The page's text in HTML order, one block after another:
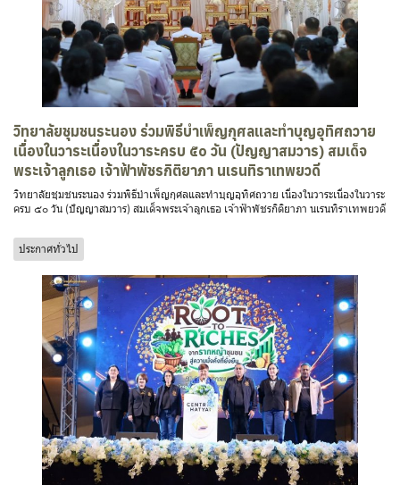
วิทยาลัยชุมชนระนอง ร่วมพิธีบำเพ็ญกุศลและทำบุญอุทิศถวาย
เนื่องในวาระเนื่องในวาระครบ ๕๐ วัน (ปัญญาสมวาร) สมเด็จ
พระเจ้าลูกเธอ เจ้าฟ้าพัชรกิติยาภา นเรนทิราเทพยวดี
วิทยาลัยชุมชนระนอง ร่วมพิธีบำเพ็ญกุศลและทำบุญอุทิศถวาย เนื่องในวาระเนื่องในวาระ
ครบ ๕๐ วัน (ปัญญาสมวาร) สมเด็จพระเจ้าลูกเธอ เจ้าฟ้าพัชรกิติยาภา นเรนทิราเทพยวดี
ประกาศทั่วไป